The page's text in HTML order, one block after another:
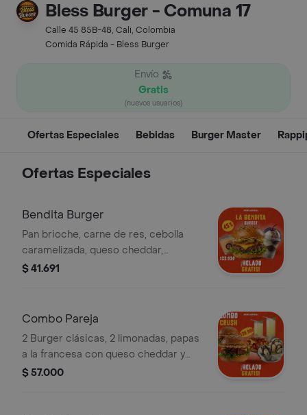
Bless Burger - Comuna 17
Calle 45 85B-48, Cali, Colombia
Comida Rápida - Bless Burger
Envío
Gratis
(nuevos usuarios)
Ofertas Especiales Bebidas Burger Master
Ofertas Especiales
Bendita Burger
Pan brioche, carne de res, cebolla
caramelizada, queso cheddar,
pepinillos, ripio de papa, lechuga
$ 41.691
Combo Pareja
2 Burger clásicas, 2 limonadas, papas
a la francesa con queso cheddar y
gratis copa de helado con chocolate
$ 57.000